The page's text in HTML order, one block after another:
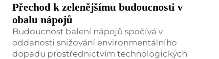
Přechod k zelenějšímu budoucnosti v
obalu nápojů
Budoucnost balení nápojů spočívá v
oddanosti snižování environmentálního
dopadu prostřednictvím technologických